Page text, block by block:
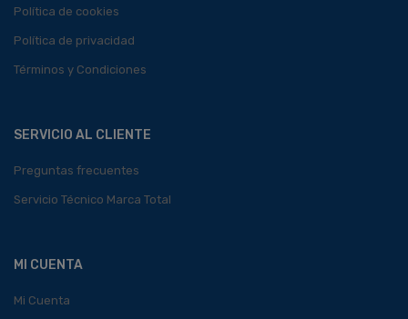
Política de cookies
Política de privacidad
Términos y Condiciones
SERVICIO AL CLIENTE
Preguntas frecuentes
Servicio Técnico Marca Total
MI CUENTA
Mi Cuenta